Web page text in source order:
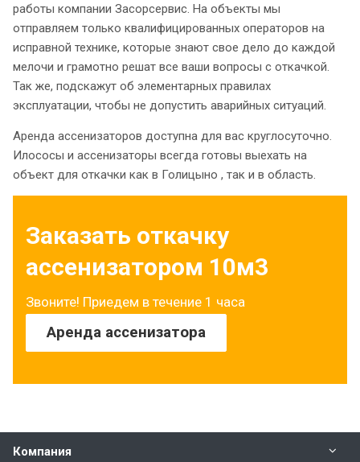
работы компании Засорсервис. На объекты мы
отправляем только квалифицированных операторов на
исправной технике, которые знают свое дело до каждой
мелочи и грамотно решат все ваши вопросы с откачкой.
Так же, подскажут об элементарных правилах
эксплуатации, чтобы не допустить аварийных ситуаций.
Аренда ассенизаторов доступна для вас круглосуточно.
Илососы и ассенизаторы всегда готовы выехать на
объект для откачки как в Голицыно , так и в область.
Заказать откачку
ассенизатором 10м3
Звоните! Приедем в течение 1 часа
Аренда ассенизатора
Компания